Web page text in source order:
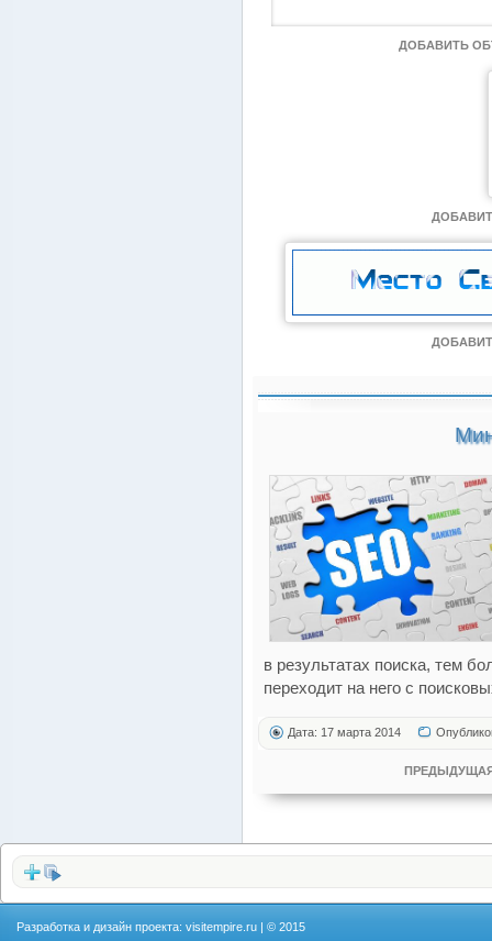
ДОБАВИТЬ
в результатах поиска, тем
переходит на него с
Дата: 17 марта 2014
Разработка и дизайн проекта: visitempire.ru | © 2015